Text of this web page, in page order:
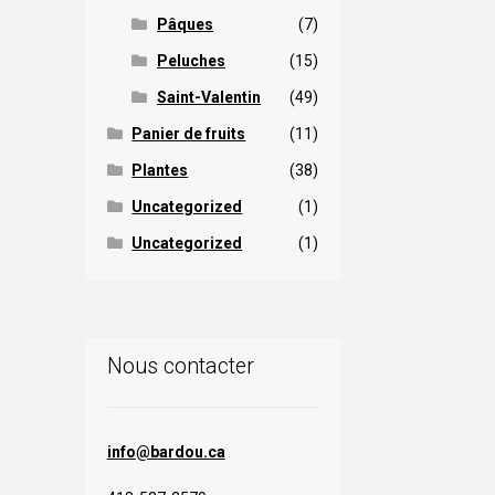
Pâques (7)
Peluches (15)
Saint-Valentin (49)
Panier de fruits (11)
Plantes (38)
Uncategorized (1)
Uncategorized (1)
Nous contacter
info@bardou.ca